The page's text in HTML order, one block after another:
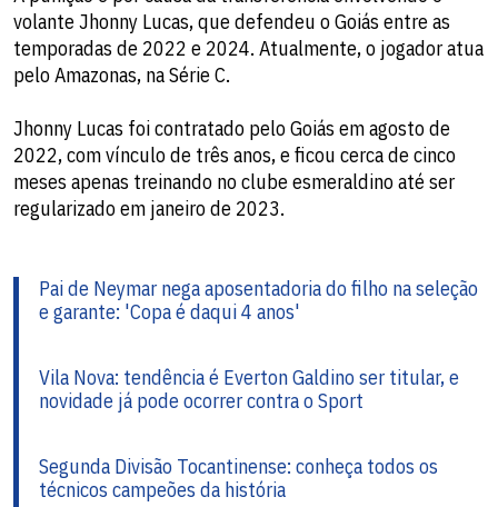
volante Jhonny Lucas, que defendeu o Goiás entre as
temporadas de 2022 e 2024. Atualmente, o jogador atua
pelo Amazonas, na Série C.
Jhonny Lucas foi contratado pelo Goiás em agosto de
2022, com vínculo de três anos, e ficou cerca de cinco
meses apenas treinando no clube esmeraldino até ser
regularizado em janeiro de 2023.
Pai de Neymar nega aposentadoria do filho na seleção
e garante: 'Copa é daqui 4 anos'
Vila Nova: tendência é Everton Galdino ser titular, e
novidade já pode ocorrer contra o Sport
Segunda Divisão Tocantinense: conheça todos os
técnicos campeões da história